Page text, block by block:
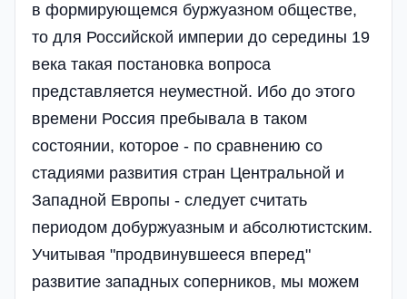
в формирующемся буржуазном обществе,
то для Российской империи до середины 19
века такая постановка вопроса
представляется неуместной. Ибо до этого
времени Россия пребывала в таком
состоянии, которое - по сравнению со
стадиями развития стран Центральной и
Западной Европы - следует считать
периодом добуржуазным и абсолютистским.
Учитывая "продвинувшееся вперед"
развитие западных соперников, мы можем